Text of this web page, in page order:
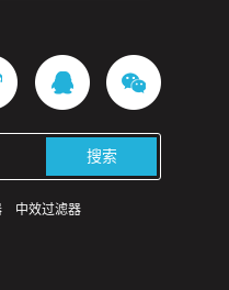
搜索
中效过滤器